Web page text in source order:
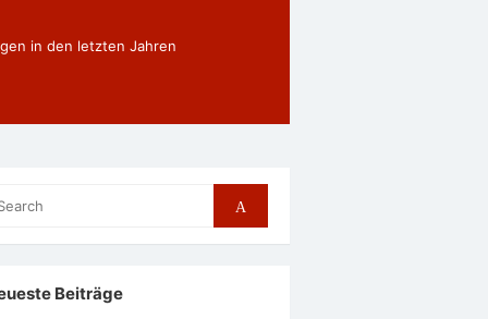
in den letzten Jahren
Search
Beiträge